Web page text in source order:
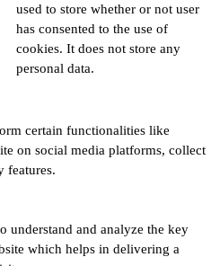
used to store whether or not user
has consented to the use of
cookies. It does not store any
personal data.
certain functionalities like
on social media platforms, collect
features.
understand and analyze the key
which helps in delivering a